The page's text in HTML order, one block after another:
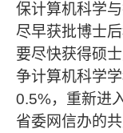
保计算机科学
尽早获批博士
要尽快获得硕士
争计算机科学
0.5%，重新进
省委网信办的